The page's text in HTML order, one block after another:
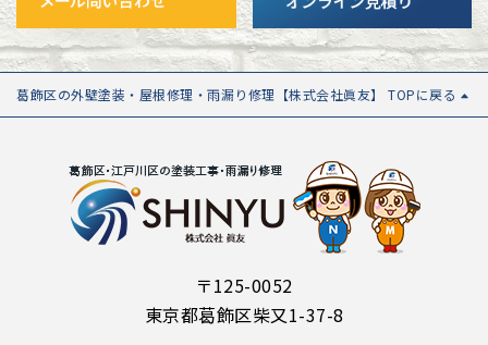
葛飾区の外壁塗装・屋根修理・雨漏り修理【株式会社眞友】 TOPに戻る
〒125-0052
東京都葛飾区柴又1-37-8